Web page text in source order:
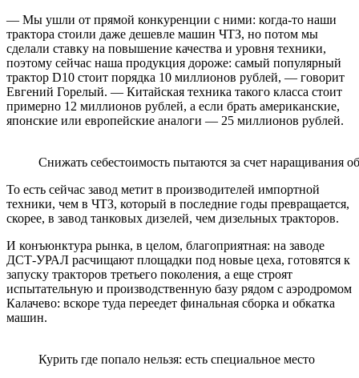
— Мы ушли от прямой конкуренции с ними: когда-то наши
трактора стоили даже дешевле машин ЧТЗ, но потом мы
сделали ставку на повышение качества и уровня техники,
поэтому сейчас наша продукция дороже: самый популярный
трактор D10 стоит порядка 10 миллионов рублей, — говорит
Евгений Горелый. — Китайская техника такого класса стоит
примерно 12 миллионов рублей, а если брать американские,
японские или европейские аналоги — 25 миллионов рублей.
Снижать себестоимость пытаются за счет наращивания
То есть сейчас завод метит в производителей импортной
техники, чем в ЧТЗ, который в последние годы превращается,
скорее, в завод танковых дизелей, чем дизельных тракторов.
И конъюнктура рынка, в целом, благоприятная: на заводе
ДСТ-УРАЛ расчищают площадки под новые цеха, готовятся к
запуску тракторов третьего поколения, а еще строят
испытательную и производственную базу рядом с аэродромом
Калачево: вскоре туда переедет финальная сборка и обкатка
машин.
Курить где попало нельзя: есть специальное место